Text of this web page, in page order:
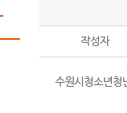
작성자
수원시청소년